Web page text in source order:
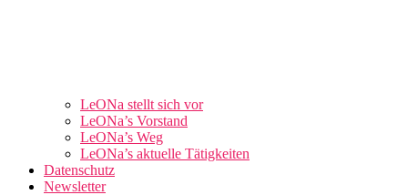
LeONa stellt sich vor
LeONa’s Vorstand
LeONa’s Weg
LeONa’s aktuelle Tätigkeiten
Datenschutz
Newsletter